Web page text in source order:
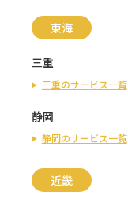
東海
三重
三重のサービス一覧
静岡
静岡のサービス一覧
近畿